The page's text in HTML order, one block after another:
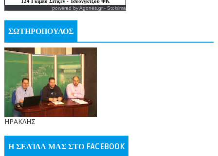
powered byAgones.gr- Stoixima
ΣΩΤΗΡΟΠΟΥΛΟΣ
ΗΡΑΚΛΗΣ
Η ΣΕΛΊΔΑ ΜΑΣ ΣΤΟ FACEBOOK